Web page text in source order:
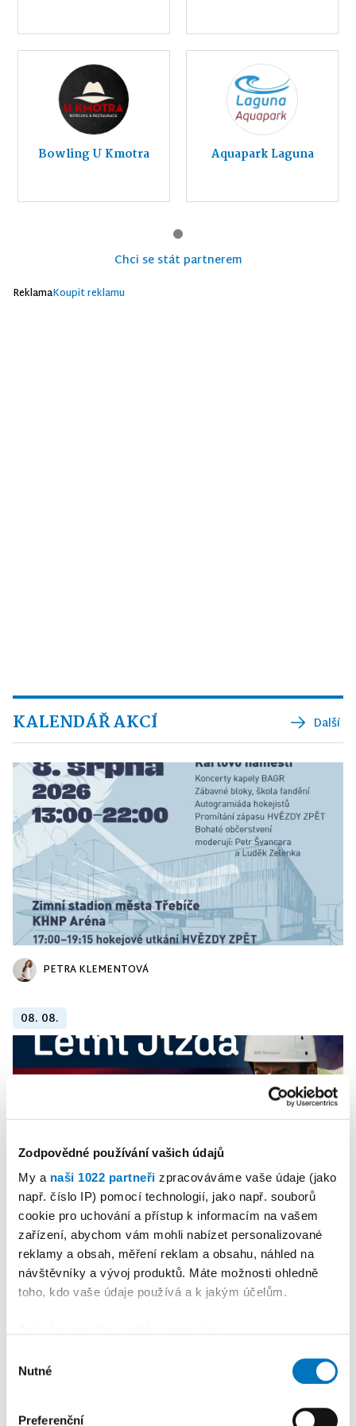
Zodpovědné používání vašich údajů
My a naši 1022 partneři zpracováváme vaše údaje (jako
např. číslo IP) pomocí technologií, jako např. souborů
cookie pro uchování a přístup k informacím na vašem
zařízení, abychom vám mohli nabízet personalizované
reklamy a obsah, měření reklam a obsahu, náhled na
návštěvníky a vývoj produktů. Máte možnosti ohledně
toho, kdo vaše údaje používá a k jakým účelům.
poloze, které mohou být přesné na několik metrů
skenování pro konkrétní charakteristiky (otisk prstu)
souhlasu
Nutné
Preferenční
Bowling U Kmotra Aquapark Laguna
Chci se stát partnerem
ReklamaKoupit reklamu
KALENDÁŘ AKCÍ Další
PETRA KLEMENTOVÁ
08. 08.
PETRA KLEMENTOVÁ
08. 08.